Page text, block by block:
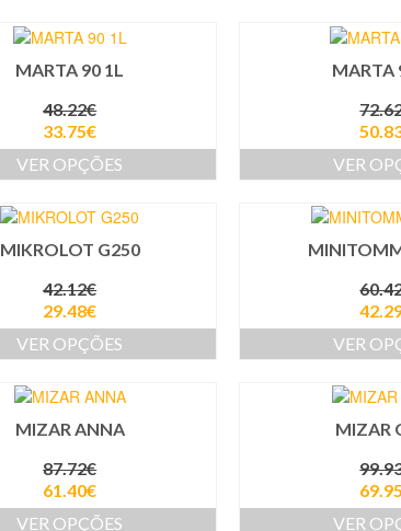
MARTA 90 1L
48.22€
33.75€
VER OPÇÕES
MARTA
VER
MIKROLOT G250
42.12€
29.48€
VER OPÇÕES
VER
MIZAR ANNA
87.72€
61.40€
VER OPÇÕES
MIZAR
VER